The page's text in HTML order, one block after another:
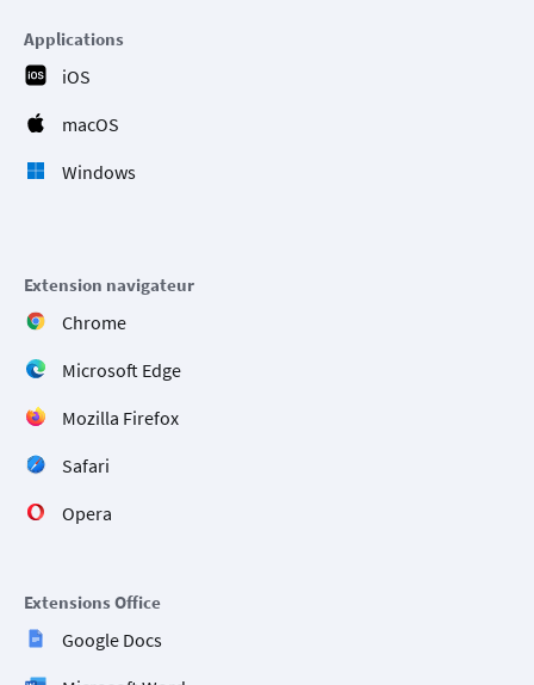
Applications
iOS
macOS
Windows
Extension navigateur
Chrome
Microsoft Edge
Mozilla Firefox
Safari
Opera
Extensions Office
Google Docs